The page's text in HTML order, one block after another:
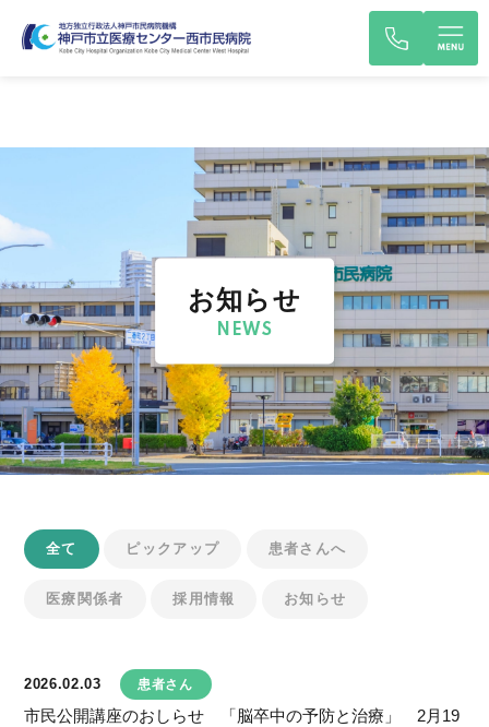
お知らせ
NEWS
全て ピックアップ 患者さんへ
医療関係者 採用情報 お知らせ
2026.02.03 患者さん
市民公開講座のおしらせ 「脳卒中の予防と治療」 2月19